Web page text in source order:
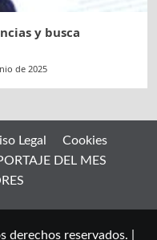
y busca
de 2025
Legal
Cookies
DEL MES
derechos reservados.